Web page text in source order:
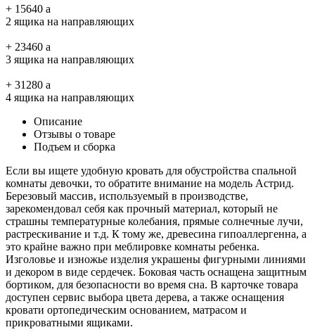
+ 15640 a
2 ящика на направляющих
+ 23460 a
3 ящика на направляющих
+ 31280 a
4 ящика на направляющих
Описание
Отзывы о товаре
Подъем и сборка
Если вы ищете удобную кровать для обустройства спальной
комнаты девочки, то обратите внимание на модель Астрид.
Березовый массив, используемый в производстве,
зарекомендовал себя как прочный материал, который не
страшны температурные колебания, прямые солнечные лучи,
растрескивание и т.д. К тому же, древесина гипоаллергенна, а
это крайне важно при меблировке комнаты ребенка.
Изголовье и изножье изделия украшены фигурными линиями
и декором в виде сердечек. Боковая часть оснащена защитным
бортиком, для безопасности во время сна. В карточке товара
доступен сервис выбора цвета дерева, а также оснащения
кровати ортопедическим основанием, матрасом и
прикроватными ящиками.